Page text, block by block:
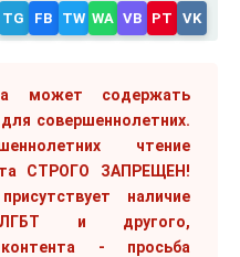
TG FB TW WA VB PT VK
может содержать
совершеннолетних.
чтение
СТРОГО ЗАПРЕЩЕН!
наличие
ЛГБТ и другого,
- просьба